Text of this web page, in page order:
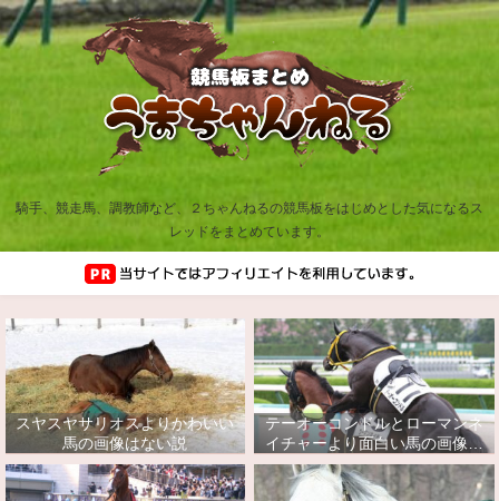
騎手、競走馬、調教師など、２ちゃんねるの競馬板をはじめとした気になるス
レッドをまとめています。
スヤスヤサリオスよりかわいい
馬の画像はない説
テーオーコンドルとローマンネ
イチャーより面白い馬の画像っ
てあるの？